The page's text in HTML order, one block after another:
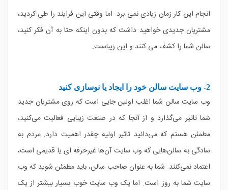
انجام این کار زمان زیادی نمی برد. اما وقتی این فرایند را طی کردید،
مشتریان جدیدی خواهید داشت که بدون اینکه حتا به آن فکر کنید،
سالن شما را کشف می کنند و این زیباست.
2- وب سایت سالن خود را ایجاد یا نوسازی کنید
وب سایت سالن شما اغلب اولین جایی است که روی مشتریان جدید
شما تاثیر می‌گذارد و از آنجا که در صنعت زیبایی فعالیت می‌کنید،
مطمئن هستم که می‌دانید تاثیر اولیه چقدر اهمیت دارد. مردم به
سادگی به سالن‌هایی که وب سایت آن‌ها غیرحرفه ای یا قدیمی است،
اعتماد نمی‌کنند. شما به عنوان صاحب سالن، باید مطمئن شوید که وب
سایت شما به روز است. اما یک وب سایت خوب بسیار بیشتر از یک